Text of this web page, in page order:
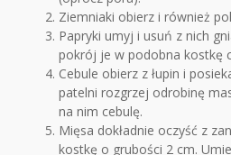
Ziemniaki obierz i również
Papryki umyj i usuń z nich
pokrój je w podobna kostkę
Cebule obierz z łupin i
patelni rozgrzej odrobinę
na nim cebulę.
Mięsa dokładnie oczyść z
kostkę o grubości 2 cm.